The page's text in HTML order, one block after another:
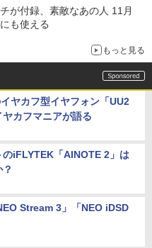
が付録、素敵なあの人 11月
も使える
もっと見る
ヤカフ型イヤフォン「UU2
カフマニアが語る
iFLYTEK「AINOTE 2」は
Stream 3」「NEO iDSD